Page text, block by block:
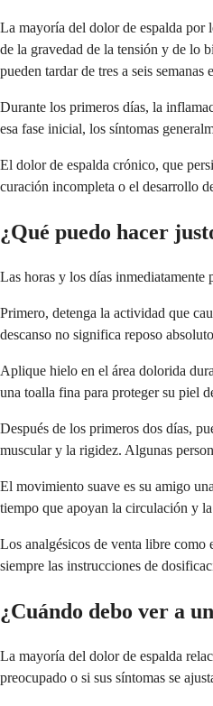
La mayoría del dolor de espalda por
de la gravedad de la tensión y de lo
pueden tardar de tres a seis
Durante los primeros días, la
esa fase inicial, los síntomas
El dolor de espalda crónico, que
curación incompleta o el desarrollo
¿Qué puedo hacer
Las horas y los días inmediatamente
Primero, detenga la actividad que
descanso no significa reposo
Aplique hielo en el área dolorida
una toalla fina para proteger su piel
Después de los primeros dos días,
muscular y la rigidez. Algunas
El movimiento suave es su amigo
tiempo que apoyan la circulación y
Los analgésicos de venta libre
siempre las instrucciones de
¿Cuándo debo ver a
La mayoría del dolor de espalda
preocupado o si sus síntomas se